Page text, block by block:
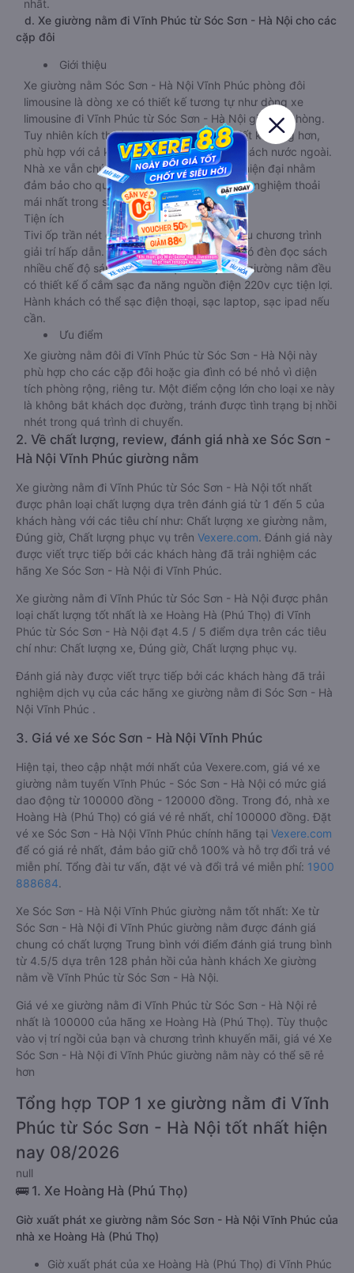
nhất.
d. Xe giường nằm đi Vĩnh Phúc từ Sóc Sơn - Hà Nội cho các
cặp đôi
Giới thiệu
Xe giường nằm Sóc Sơn - Hà Nội Vĩnh Phúc phòng đôi
limousine là dòng xe có thiết kế tương tự như dòng xe
limousine đi Vĩnh Phúc từ Sóc Sơn - Hà Nội giường phòng.
Tuy nhiên kích thước giường nằm được thiết kế rộng hơn,
phù hợp với cả khách hàng Việt Nam lẫn khách nước ngoài.
Nhà xe vẫn chú trọng trang bị các thiết bị hiện đại nhằm
đảm bảo cho quý khách hàng có những trải nghiệm thoải
mái nhất trong suốt chuyến đi.
Tiện ích
Tivi ốp trần nét cứng, đầu HD tích hợp nhiều chương trình
giải trí hấp dẫn. Trong phòng có tai nghe, có đèn đọc sách
nhiều chế độ sáng, wifi tốc độ cao. Tại mỗi giường nằm đều
có thiết kế ổ cắm sạc đa năng nguồn điện 220v cực tiện lợi.
Hành khách có thể sạc điện thoại, sạc laptop, sạc ipad nếu
cần.
Ưu điểm
Xe giường nằm đôi đi Vĩnh Phúc từ Sóc Sơn - Hà Nội này
phù hợp cho các cặp đôi hoặc gia đình có bé nhỏ vì diện
tích phòng rộng, riêng tư. Một điểm cộng lớn cho loại xe này
là không bắt khách dọc đường, tránh được tình trạng bị nhồi
nhét trong quá trình di chuyển.
2. Về chất lượng, review, đánh giá nhà xe Sóc Sơn -
Hà Nội Vĩnh Phúc giường nằm
Xe giường nằm đi Vĩnh Phúc từ Sóc Sơn - Hà Nội tốt nhất
được phân loại chất lượng dựa trên đánh giá từ 1 đến 5 của
khách hàng với các tiêu chí như: Chất lượng xe giường nằm,
Đúng giờ, Chất lượng phục vụ trên Vexere.com. Đánh giá này
được viết trực tiếp bởi các khách hàng đã trải nghiệm các
hãng Xe Sóc Sơn - Hà Nội đi Vĩnh Phúc.
Xe giường nằm đi Vĩnh Phúc từ Sóc Sơn - Hà Nội được phân
loại chất lượng tốt nhất là xe Hoàng Hà (Phú Thọ) đi Vĩnh
Phúc từ Sóc Sơn - Hà Nội đạt 4.5 / 5 điểm dựa trên các tiêu
chí như: Chất lượng xe, Đúng giờ, Chất lượng phục vụ.
Đánh giá này được viết trực tiếp bởi các khách hàng đã trải
nghiệm dịch vụ của các hãng xe giường nằm đi Sóc Sơn - Hà
Nội Vĩnh Phúc .
3. Giá vé xe Sóc Sơn - Hà Nội Vĩnh Phúc
Hiện tại, theo cập nhật mới nhất của Vexere.com, giá vé xe
giường nằm tuyến Vĩnh Phúc - Sóc Sơn - Hà Nội có mức giá
dao động từ 100000 đồng - 120000 đồng. Trong đó, nhà xe
Hoàng Hà (Phú Thọ) có giá vé rẻ nhất, chỉ 100000 đồng. Đặt
vé xe Sóc Sơn - Hà Nội Vĩnh Phúc chính hãng tại Vexere.com
để có giá rẻ nhất, đảm bảo giữ chỗ 100% và hỗ trợ đổi trả vé
miễn phí. Tổng đài tư vấn, đặt vé và đổi trả vé miễn phí: 1900
888684.
Xe Sóc Sơn - Hà Nội Vĩnh Phúc giường nằm tốt nhất: Xe từ
Sóc Sơn - Hà Nội đi Vĩnh Phúc giường nằm được đánh giá
chung có chất lượng Trung bình với điểm đánh giá trung bình
từ 4.5/5 dựa trên 128 phản hồi của hành khách Xe giường
nằm về Vĩnh Phúc từ Sóc Sơn - Hà Nội.
Giá vé xe giường nằm đi Vĩnh Phúc từ Sóc Sơn - Hà Nội rẻ
nhất là 100000 của hãng xe Hoàng Hà (Phú Thọ). Tùy thuộc
vào vị trí ngồi của bạn và chương trình khuyến mãi, giá vé Xe
Sóc Sơn - Hà Nội đi Vĩnh Phúc giường nằm này có thể sẽ rẻ
hơn
Tổng hợp TOP 1 xe giường nằm đi Vĩnh
Phúc từ Sóc Sơn - Hà Nội tốt nhất hiện
nay 08/2026
null
🚌 1. Xe Hoàng Hà (Phú Thọ)
Giờ xuất phát xe giường nằm Sóc Sơn - Hà Nội Vĩnh Phúc của
nhà xe Hoàng Hà (Phú Thọ)
Giờ xuất phát của xe Hoàng Hà (Phú Thọ) đi Vĩnh Phúc